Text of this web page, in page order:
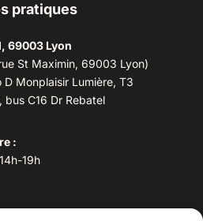
pratiques
69003 Lyon
St Maximin, 69003 Lyon)
Monplaisir Lumière, T3
bus C16 Dr Rebatel
:
19h